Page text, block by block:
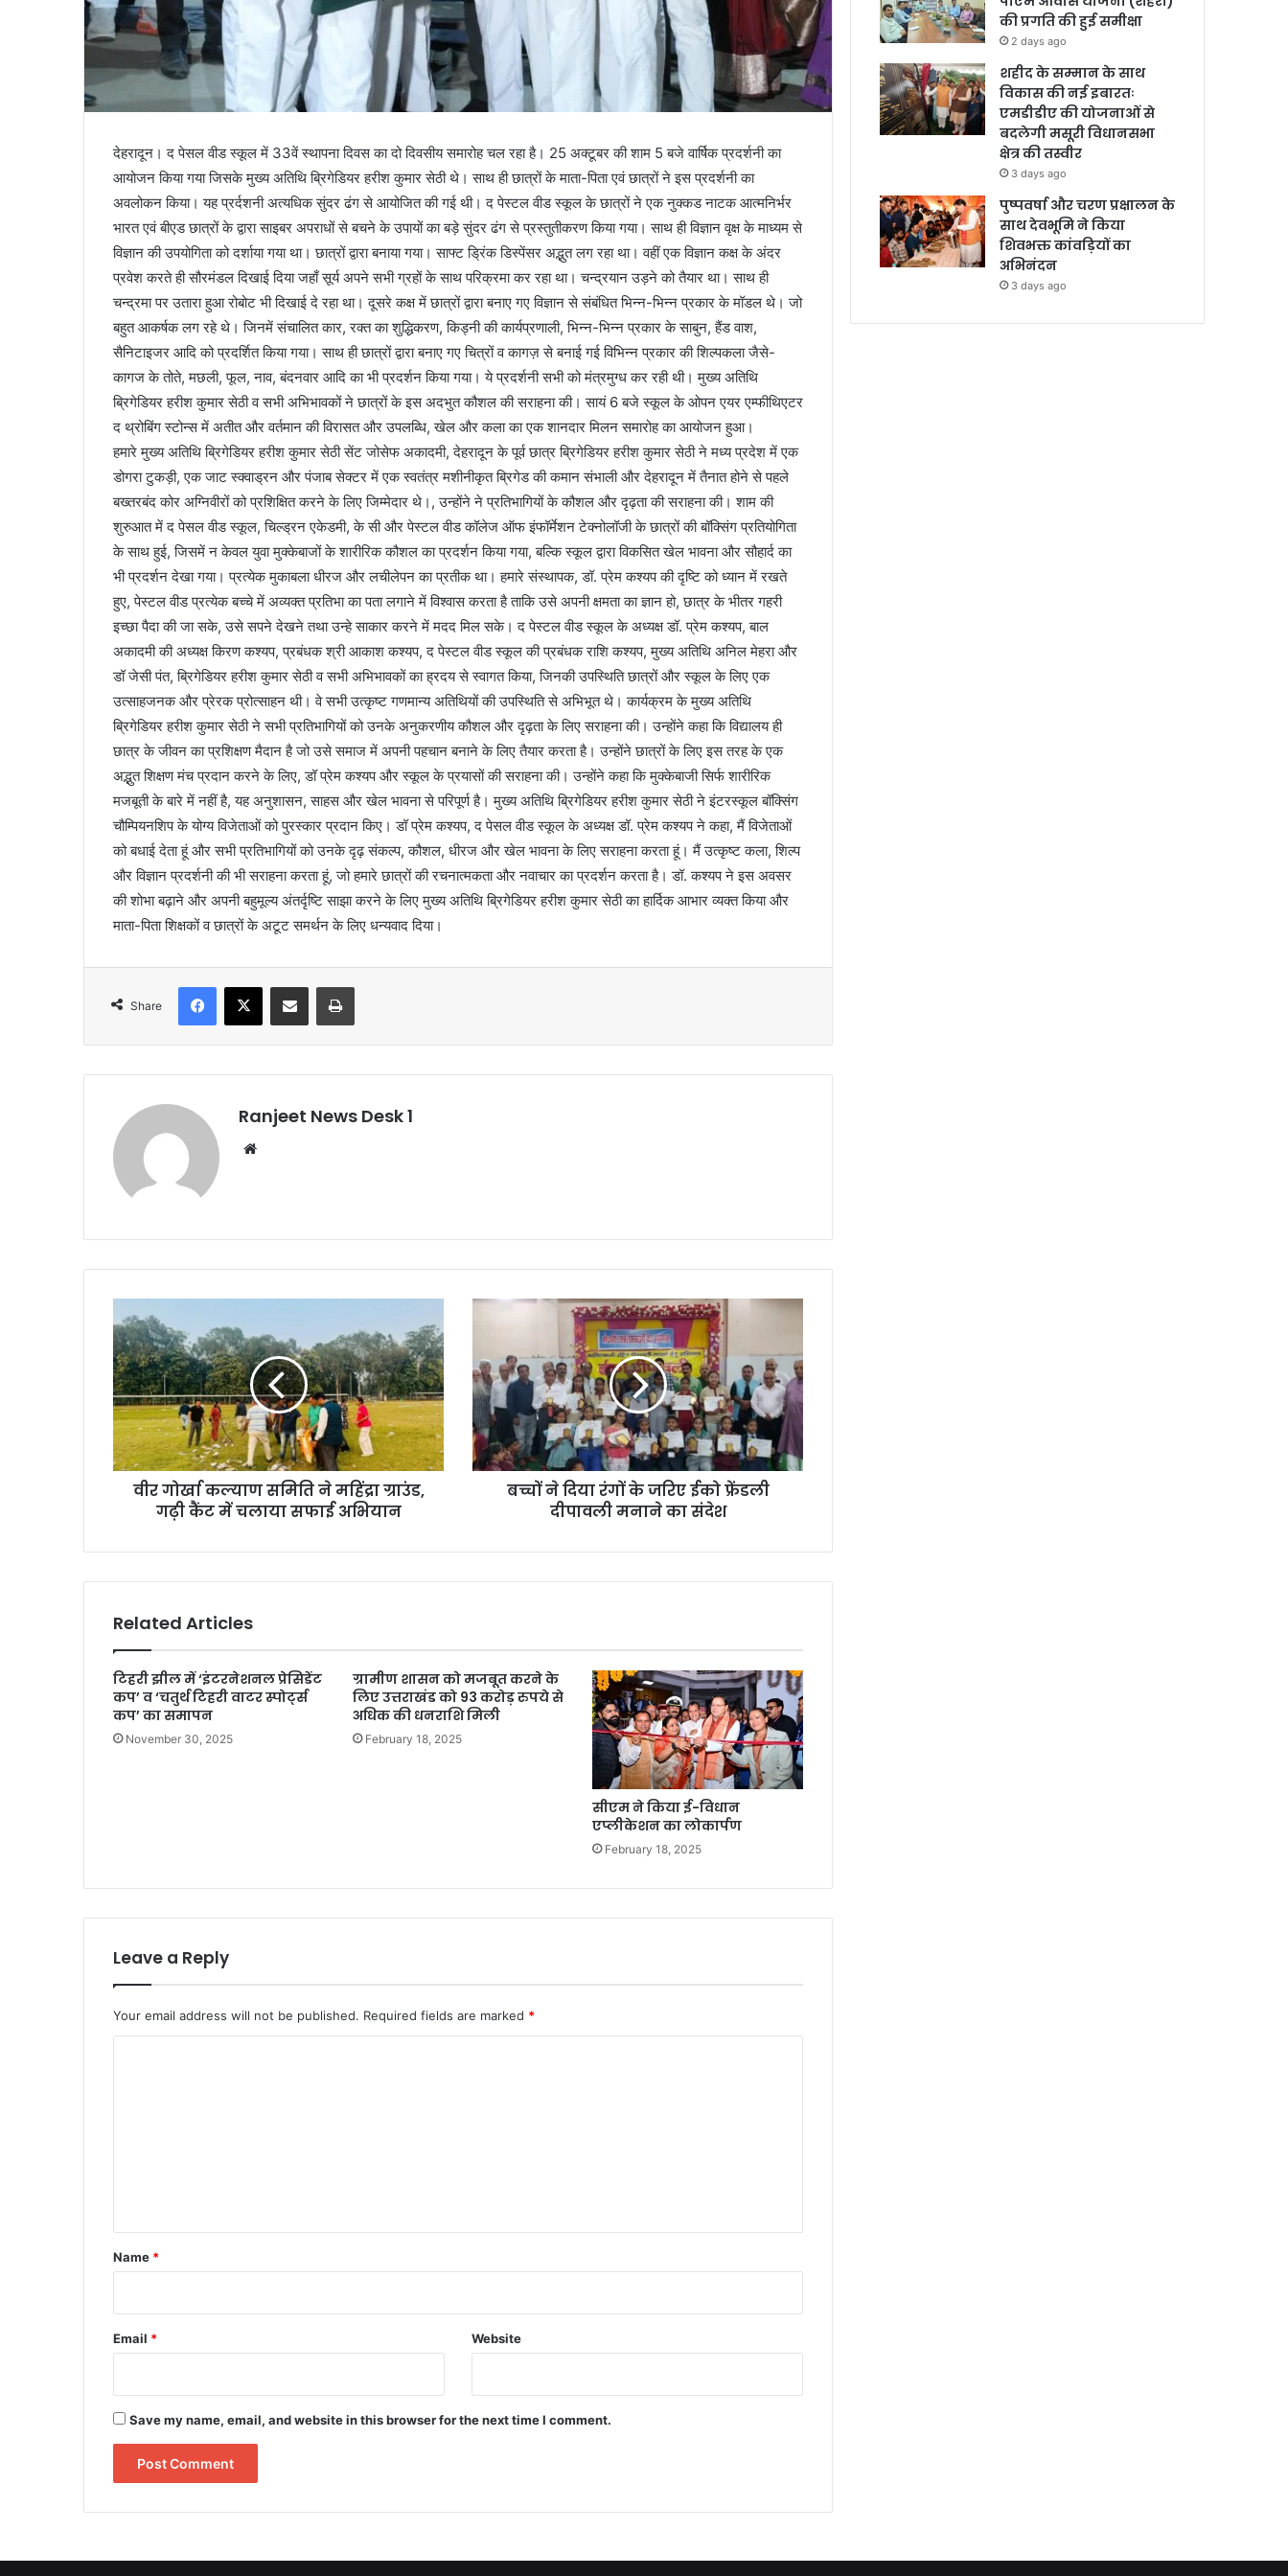
देहरादून। द पेसल वीड स्कूल में 33वें स्थापना दिवस का दो दिवसीय समारोह चल रहा है। 25 अक्टूबर की शाम 5 बजे वार्षिक प्रदर्शनी का
आयोजन किया गया जिसके मुख्य अतिथि ब्रिगेडियर हरीश कुमार सेठी थे। साथ ही छात्रों के माता-पिता एवं छात्रों ने इस प्रदर्शनी का
अवलोकन किया। यह प्रर्दशनी अत्यधिक सुंदर ढंग से आयोजित की गई थी। द पेस्टल वीड स्कूल के छात्रों ने एक नुक्कड नाटक आत्मनिर्भर
भारत एवं बीएड छात्रों के द्वारा साइबर अपराधों से बचने के उपायों का बड़े सुंदर ढंग से प्रस्तुतीकरण किया गया। साथ ही विज्ञान वृक्ष के माध्यम से
विज्ञान की उपयोगिता को दर्शाया गया था। छात्रों द्वारा बनाया गया। साफ्ट ड्रिंक डिस्पेंसर अद्भुत लग रहा था। वहीं एक विज्ञान कक्ष के अंदर
प्रवेश करते ही सौरमंडल दिखाई दिया जहाँ सूर्य अपने सभी ग्रहों के साथ परिक्रमा कर रहा था। चन्द्रयान उड़ने को तैयार था। साथ ही
चन्द्रमा पर उतारा हुआ रोबोट भी दिखाई दे रहा था। दूसरे कक्ष में छात्रों द्वारा बनाए गए विज्ञान से संबंधित भिन्न-भिन्न प्रकार के मॉडल थे। जो
बहुत आकर्षक लग रहे थे। जिनमें संचालित कार, रक्त का शुद्धिकरण, किड्नी की कार्यप्रणाली, भिन्न-भिन्न प्रकार के साबुन, हैंड वाश,
सैनिटाइजर आदि को प्रदर्शित किया गया। साथ ही छात्रों द्वारा बनाए गए चित्रों व कागज़ से बनाई गई विभिन्न प्रकार की शिल्पकला जैसे-
कागज के तोते, मछली, फूल, नाव, बंदनवार आदि का भी प्रदर्शन किया गया। ये प्रदर्शनी सभी को मंत्रमुग्ध कर रही थी। मुख्य अतिथि
ब्रिगेडियर हरीश कुमार सेठी व सभी अभिभावकों ने छात्रों के इस अदभुत कौशल की सराहना की। सायं 6 बजे स्कूल के ओपन एयर एम्फीथिएटर
द थ्रोबिंग स्टोन्स में अतीत और वर्तमान की विरासत और उपलब्धि, खेल और कला का एक शानदार मिलन समारोह का आयोजन हुआ।
हमारे मुख्य अतिथि ब्रिगेडियर हरीश कुमार सेठी सेंट जोसेफ अकादमी, देहरादून के पूर्व छात्र ब्रिगेडियर हरीश कुमार सेठी ने मध्य प्रदेश में एक
डोगरा टुकड़ी, एक जाट स्क्वाड्रन और पंजाब सेक्टर में एक स्वतंत्र मशीनीकृत ब्रिगेड की कमान संभाली और देहरादून में तैनात होने से पहले
बख्तरबंद कोर अग्निवीरों को प्रशिक्षित करने के लिए जिम्मेदार थे।, उन्होंने ने प्रतिभागियों के कौशल और दृढ़ता की सराहना की। शाम की
शुरुआत में द पेसल वीड स्कूल, चिल्ड्रन एकेडमी, के सी और पेस्टल वीड कॉलेज ऑफ इंफॉर्मेशन टेक्नोलॉजी के छात्रों की बॉक्सिंग प्रतियोगिता
के साथ हुई, जिसमें न केवल युवा मुक्केबाजों के शारीरिक कौशल का प्रदर्शन किया गया, बल्कि स्कूल द्वारा विकसित खेल भावना और सौहार्द का
भी प्रदर्शन देखा गया। प्रत्येक मुकाबला धीरज और लचीलेपन का प्रतीक था। हमारे संस्थापक, डॉ. प्रेम कश्यप की दृष्टि को ध्यान में रखते
हुए, पेस्टल वीड प्रत्येक बच्चे में अव्यक्त प्रतिभा का पता लगाने में विश्वास करता है ताकि उसे अपनी क्षमता का ज्ञान हो, छात्र के भीतर गहरी
इच्छा पैदा की जा सके, उसे सपने देखने तथा उन्हे साकार करने में मदद मिल सके। द पेस्टल वीड स्कूल के अध्यक्ष डॉ. प्रेम कश्यप, बाल
अकादमी की अध्यक्ष किरण कश्यप, प्रबंधक श्री आकाश कश्यप, द पेस्टल वीड स्कूल की प्रबंधक राशि कश्यप, मुख्य अतिथि अनिल मेहरा और
डॉ जेसी पंत, ब्रिगेडियर हरीश कुमार सेठी व सभी अभिभावकों का ह्रदय से स्वागत किया, जिनकी उपस्थिति छात्रों और स्कूल के लिए एक
उत्साहजनक और प्रेरक प्रोत्साहन थी। वे सभी उत्कृष्ट गणमान्य अतिथियों की उपस्थिति से अभिभूत थे। कार्यक्रम के मुख्य अतिथि
ब्रिगेडियर हरीश कुमार सेठी ने सभी प्रतिभागियों को उनके अनुकरणीय कौशल और दृढ़ता के लिए सराहना की। उन्होंने कहा कि विद्यालय ही
छात्र के जीवन का प्रशिक्षण मैदान है जो उसे समाज में अपनी पहचान बनाने के लिए तैयार करता है। उन्होंने छात्रों के लिए इस तरह के एक
अद्भुत शिक्षण मंच प्रदान करने के लिए, डॉ प्रेम कश्यप और स्कूल के प्रयासों की सराहना की। उन्होंने कहा कि मुक्केबाजी सिर्फ शारीरिक
मजबूती के बारे में नहीं है, यह अनुशासन, साहस और खेल भावना से परिपूर्ण है। मुख्य अतिथि ब्रिगेडियर हरीश कुमार सेठी ने इंटरस्कूल बॉक्सिंग
चौम्पियनशिप के योग्य विजेताओं को पुरस्कार प्रदान किए। डॉ प्रेम कश्यप, द पेसल वीड स्कूल के अध्यक्ष डॉ. प्रेम कश्यप ने कहा, मैं विजेताओं
को बधाई देता हूं और सभी प्रतिभागियों को उनके दृढ़ संकल्प, कौशल, धीरज और खेल भावना के लिए सराहना करता हूं। मैं उत्कृष्ट कला, शिल्प
और विज्ञान प्रदर्शनी की भी सराहना करता हूं, जो हमारे छात्रों की रचनात्मकता और नवाचार का प्रदर्शन करता है। डॉ. कश्यप ने इस अवसर
की शोभा बढ़ाने और अपनी बहुमूल्य अंतर्दृष्टि साझा करने के लिए मुख्य अतिथि ब्रिगेडियर हरीश कुमार सेठी का हार्दिक आभार व्यक्त किया और
माता-पिता शिक्षकों व छात्रों के अटूट समर्थन के लिए धन्यवाद दिया।
Share
Ranjeet News Desk 1
वीर गोर्खा कल्याण समिति ने महिंद्रा ग्राउंड,
गढ़ी कैंट में चलाया सफाई अभियान
बच्चों ने दिया रंगों के जरिए ईको फ्रेंडली
दीपावली मनाने का संदेश
Related Articles
टिहरी झील में ‘इंटरनेशनल प्रेसिडेंट
कप’ व ‘चतुर्थ टिहरी वाटर स्पोर्ट्स
कप’ का समापन
November 30, 2025
ग्रामीण शासन को मजबूत करने के
लिए उत्तराखंड को 93 करोड़ रुपये से
अधिक की धनराशि मिली
February 18, 2025
सीएम ने किया ई-विधान
एप्लीकेशन का लोकार्पण
February 18, 2025
Leave a Reply
Your email address will not be published. Required fields are marked *
*
Name *
Email * Website
Save my name, email, and website in this browser for the next time I comment.
की प्रगति की हुई समीक्षा
2 days ago
शहीद के सम्मान के साथ
विकास की नई इबारतः
एमडीडीए की योजनाओं से
बदलेगी मसूरी विधानसभा
क्षेत्र की तस्वीर
3 days ago
पुष्पवर्षा और चरण प्रक्षालन के
साथ देवभूमि ने किया
शिवभक्त कांवड़ियों का
अभिनंदन
3 days ago